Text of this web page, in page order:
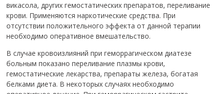
викасола, других гемостатических препаратов, переливание
крови. Применяются наркотические средства. При
отсутствии положительного эффекта от данной терапии
необходимо оперативное вмешательство.
В случае кровоизлияний при геморрагическом диатезе
больным показано переливание плазмы крови,
гемостатические лекарства, препараты железа, богатая
белками диета. В некоторых случаях необходимо